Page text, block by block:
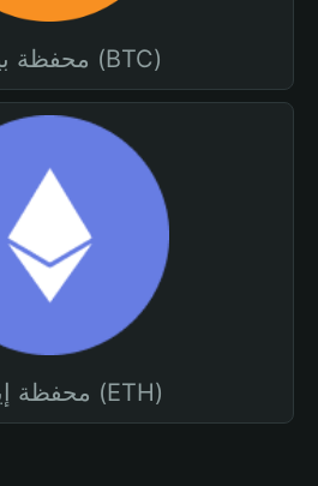
محفظة بيتكوين (BTC)
محفظة إيثيريوم (ETH)